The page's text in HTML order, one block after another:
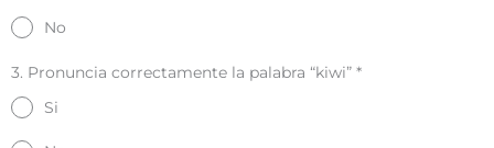
No
3. Pronuncia correctamente la palabra “kiwi” *
Si